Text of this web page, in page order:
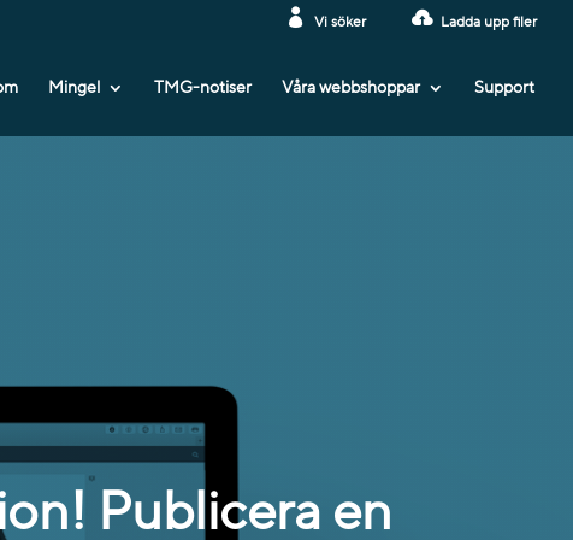
Vi söker Ladda upp filer
Mingel TMG-notiser Våra webbshoppar Support
Publicera en